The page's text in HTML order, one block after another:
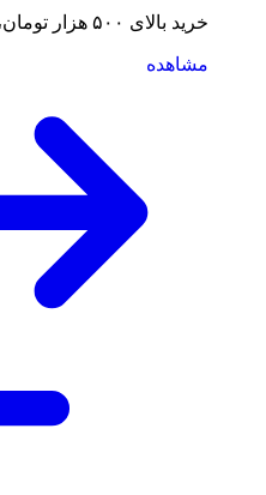
خرید بالای ۵۰۰ هزار تومان، ارسال رایگان
مشاهده